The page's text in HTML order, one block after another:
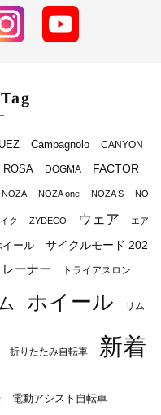
Campagnolo CANYON
ROSA DOGMA FACTOR
NOZA NOZA one NOZA S NO
ク ZYDECO ウェア エア
イール
サイクルモード 202
ーナー トライアスロン
ホイール リム
折りたたみ自転車
新着
電動アシスト自転車